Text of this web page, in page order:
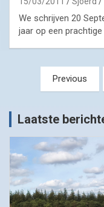
We schrijven 20
jaar op een
pagination
Previous
Laatste